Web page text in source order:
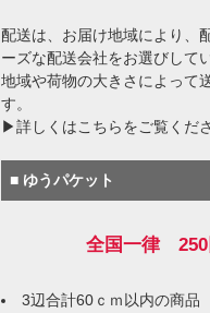
配送は、お届け地域により、
ーズな配送会社をお選びして
地域や荷物の大きさによって
す。
▶詳しくはこちらをご覧くださ
■ ゆうパケット
全国一律 250
3辺合計60ｃｍ以内の商品